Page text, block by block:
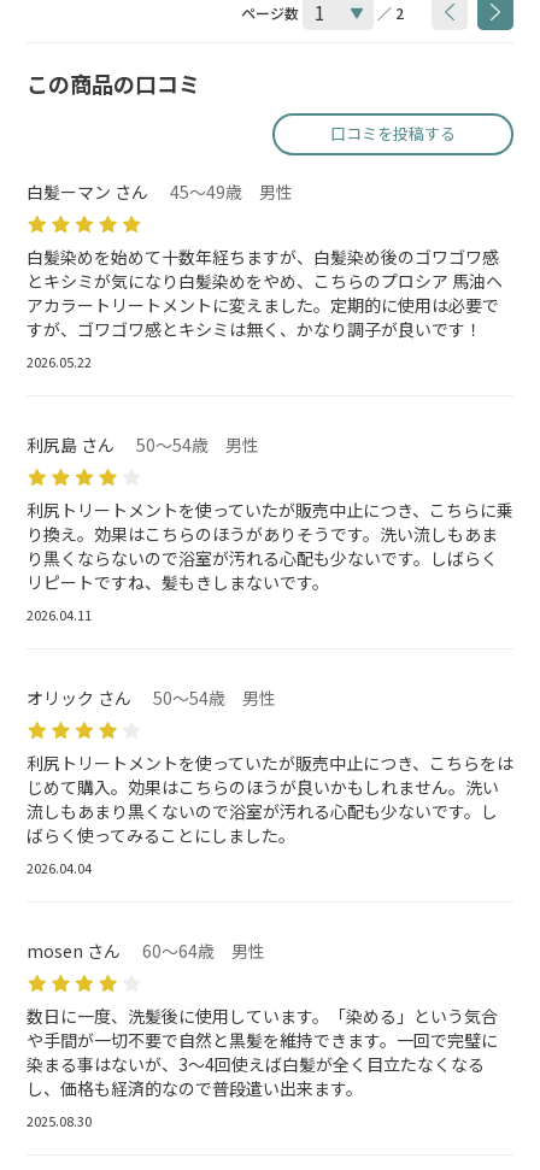
ページ数 ／ 2
この商品の口コミ
口コミを投稿する
白髪ーマン さん 45～49歳 男性
白髪染めを始めて十数年経ちますが、白髪染め後のゴワゴワ感
とキシミが気になり白髪染めをやめ、こちらのプロシア 馬油ヘ
アカラートリートメントに変えました。定期的に使用は必要で
すが、ゴワゴワ感とキシミは無く、かなり調子が良いです！
2026.05.22
利尻島 さん 50～54歳 男性
利尻トリートメントを使っていたが販売中止につき、こちらに乗
り換え。効果はこちらのほうがありそうです。洗い流しもあま
り黒くならないので浴室が汚れる心配も少ないです。しばらく
リピートですね、髪もきしまないです。
2026.04.11
オリック さん 50～54歳 男性
利尻トリートメントを使っていたが販売中止につき、こちらをは
じめて購入。効果はこちらのほうが良いかもしれません。洗い
流しもあまり黒くないので浴室が汚れる心配も少ないです。し
ばらく使ってみることにしました。
2026.04.04
mosen さん 60～64歳 男性
数日に一度、洗髪後に使用しています。「染める」という気合
や手間が一切不要で自然と黒髪を維持できます。一回で完璧に
染まる事はないが、3〜4回使えば白髪が全く目立たなくなる
し、価格も経済的なので普段遣い出来ます。
2025.08.30